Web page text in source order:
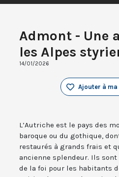
Admont - Une
les Alpes
14/01/2026
Ajouter à
L’Autriche est le pays des
baroque ou du gothique,
restaurés à grands frais et
ancienne splendeur. Ils sont
de la foi pour les habitants